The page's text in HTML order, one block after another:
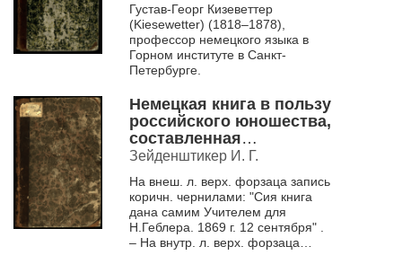
Густав-Георг Кизеветтер
(Kiesewetter) (1818–1878),
профессор немецкого языка в
Горном институте в Санкт-
Петербурге.
Немецкая книга в пользу
российского юношества,
составленная
систематически и
и понятной методе
Зейденштикера, с
прибавлением
анекдотов, к чему
Зейденштикер И. Г.
На внеш. л. верх. форзаца запись
коричн. чернилами: "Сия книга
дана самим Учителем для
Н.Геблера. 1869 г. 12 сентября" .
– На внутр. л. верх. форзаца